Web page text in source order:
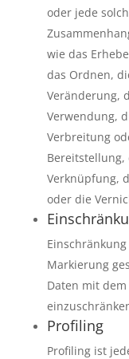
oder jede
wie das
das Ordnen,
Veränderung,
Verwendung,
Verbreitung
Bereitstellung,
Verknüpfung,
oder die
Markierung
Daten mit
Profiling
Profiling ist